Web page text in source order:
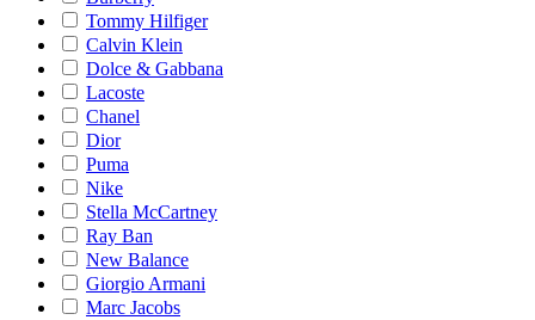
Tommy Hilfiger
Calvin Klein
Dolce & Gabbana
Lacoste
Chanel
Dior
Puma
Nike
Stella McCartney
Ray Ban
New Balance
Giorgio Armani
Marc Jacobs